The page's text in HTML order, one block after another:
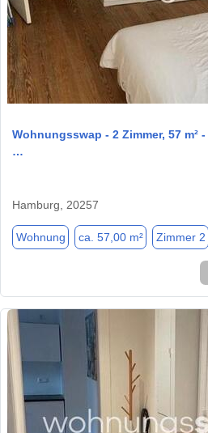
Wohnungsswap - 2 Zimmer, 57 m²
…
Hamburg, 20257
Wohnung ca. 57,00 m² Zimmer 2